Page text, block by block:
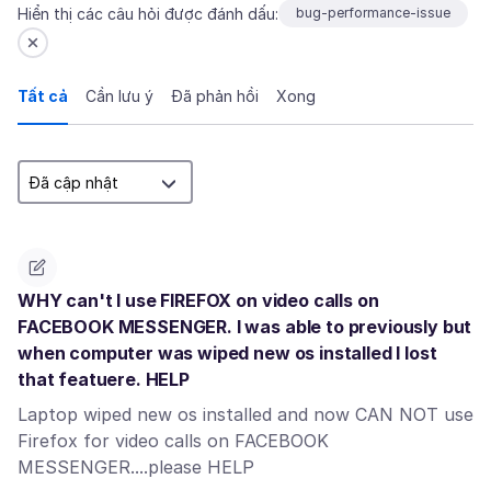
Hiển thị các câu hỏi được đánh dấu: bug-performance-issue
Tất cả Cần lưu ý Đã phản hồi Xong
WHY can't I use FIREFOX on video calls on
FACEBOOK MESSENGER. I was able to previously but
when computer was wiped new os installed I lost
that featuere. HELP
Laptop wiped new os installed and now CAN NOT use
Firefox for video calls on FACEBOOK
MESSENGER....please HELP